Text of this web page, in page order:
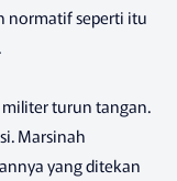
normatif seperti itu
militer turun tangan.
Marsinah
yang ditekan